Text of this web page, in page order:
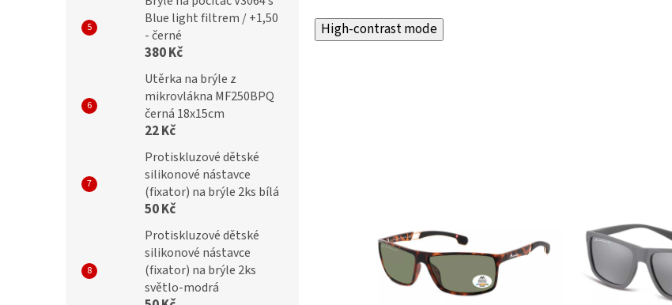
Blue light filtrem / +1,50
- černé
380 Kč
Utěrka na brýle z
mikrovlákna MF250BPQ
černá 18x15cm
22 Kč
Protiskluzové dětské
silikonové nástavce
(fixator) na brýle 2ks bílá
50 Kč
Protiskluzové dětské
silikonové nástavce
(fixator) na brýle 2ks
světlo-modrá
High-contrast mode